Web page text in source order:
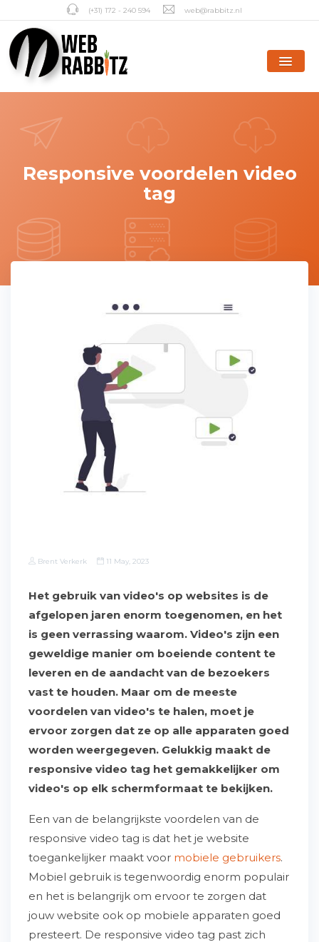
(+31) 172 - 240 594 web@rabbitz.nl
Responsive voordelen video
tag
Brent Verkerk 11 May, 2023
Het gebruik van video's op websites is de
afgelopen jaren enorm toegenomen, en het
is geen verrassing waarom. Video's zijn een
geweldige manier om boeiende content te
leveren en de aandacht van de bezoekers
vast te houden. Maar om de meeste
voordelen van video's te halen, moet je
ervoor zorgen dat ze op alle apparaten goed
worden weergegeven. Gelukkig maakt de
responsive video tag het gemakkelijker om
video's op elk schermformaat te bekijken.
Een van de belangrijkste voordelen van de
responsive video tag is dat het je website
toegankelijker maakt voor mobiele gebruikers.
Mobiel gebruik is tegenwoordig enorm populair
en het is belangrijk om ervoor te zorgen dat
jouw website ook op mobiele apparaten goed
presteert. De responsive video tag past zich